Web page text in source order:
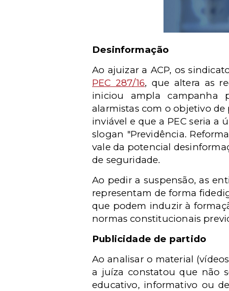
Desinformação
Ao ajuizar a ACP, os
PEC 287/16, que altera as
iniciou ampla campanha
alarmistas com o objetivo de
inviável e que a PEC seria a
slogan "Previdência.
vale da potencial
de seguridade.
Ao pedir a suspensão, as
representam de forma
que podem induzir à
normas constitucionais
Publicidade de partido
Ao analisar o material
a juíza constatou que não
educativo, informativo ou